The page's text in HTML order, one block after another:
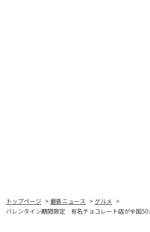
トップページ 最新ニュース
グルメ
バレンタイン期間限定 有名チョコレート店が全国